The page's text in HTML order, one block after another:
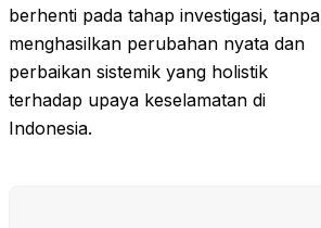
berhenti pada tahap investigasi, tanpa
menghasilkan perubahan nyata dan
perbaikan sistemik yang holistik
terhadap upaya keselamatan di
Indonesia.